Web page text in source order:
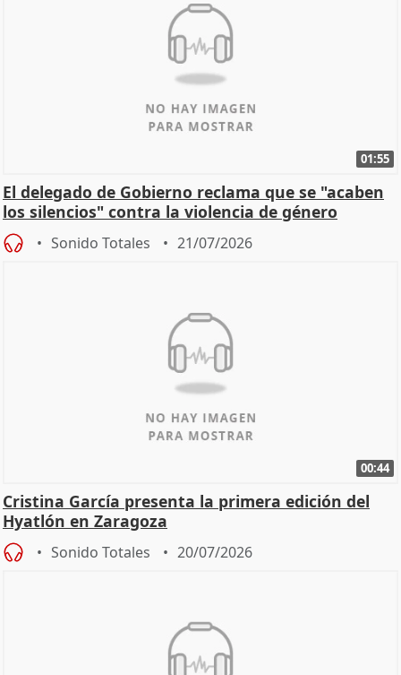
01:55
El delegado de Gobierno reclama que se "acaben
los silencios" contra la violencia de género
Sonido Totales 21/07/2026
00:44
Cristina García presenta la primera edición del
Hyatlón en Zaragoza
Sonido Totales 20/07/2026